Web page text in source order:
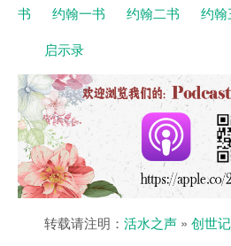
书
约翰一书 约翰二书 约翰
启示录
转载请注明： 活水之声 » 创世